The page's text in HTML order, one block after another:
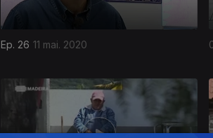
Ep. 26 11 mai. 2020